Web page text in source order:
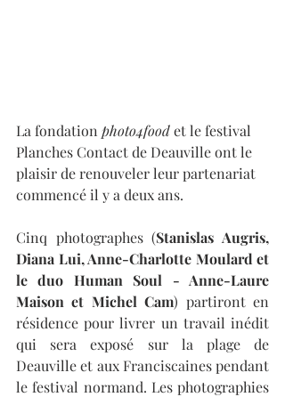
La fondation photo4food et le festival
Planches Contact de Deauville ont le
plaisir de renouveler leur partenariat
commencé il y a deux ans.
Cinq photographes (Stanislas Augris,
Diana Lui, Anne-Charlotte Moulard et
le duo Human Soul - Anne-Laure
Maison et Michel Cam) partiront en
résidence pour livrer un travail inédit
qui sera exposé sur la plage de
Deauville et aux Franciscaines pendant
le festival normand. Les photographies